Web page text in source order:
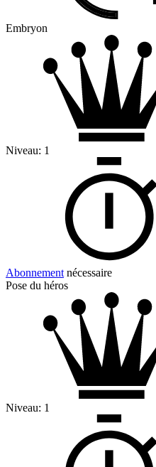
Embryon
Niveau: 1
Abonnement nécessaire
Pose du héros
Niveau: 1